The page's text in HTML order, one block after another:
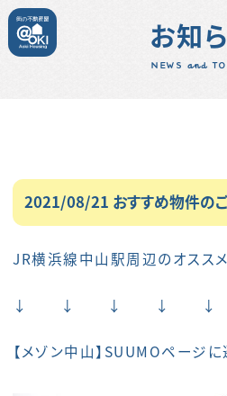
お知
NEWS and
2021/08/21 おすすめ物件の
JR横浜線中山駅周辺のオスス
↓ ↓ ↓ ↓ ↓
【メゾン中山】SUUMOページに